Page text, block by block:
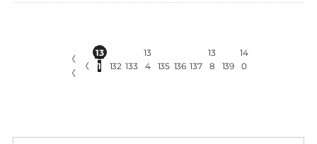
〈
〈
〈
13
1
132 133
13
4
135 136 137
13
8
139
14
0